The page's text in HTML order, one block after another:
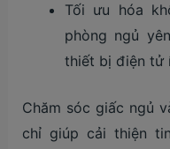
Tối ưu hóa
phòng ngủ
thiết bị điện tử
Chăm sóc giấc ngủ
chỉ giúp cải thiện